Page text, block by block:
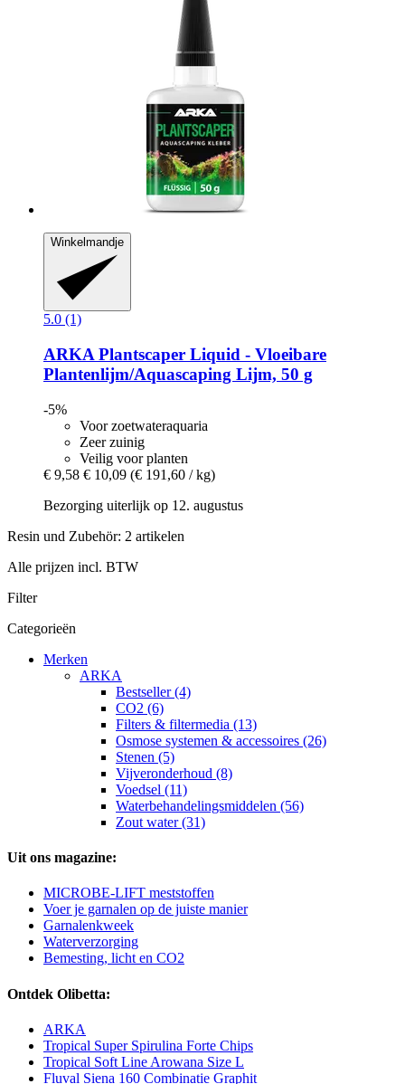
Winkelmandje
5.0 (1)
ARKA Plantscaper Liquid -​ Vloeibare
Plantenlijm/Aquascaping Lijm, 50 g
-5%
Voor zoetwateraquaria
Zeer zuinig
Veilig voor planten
€ 9,58 € 10,09 (€ 191,60 / kg)
Bezorging uiterlijk op 12. augustus
Resin und Zubehör: 2 artikelen
Alle prijzen incl. BTW
Filter
Categorieën
Merken
ARKA
Bestseller (4)
CO2 (6)
Filters & filtermedia (13)
Osmose systemen & accessoires (26)
Stenen (5)
Vijveronderhoud (8)
Voedsel (11)
Waterbehandelingsmiddelen (56)
Zout water (31)
Uit ons magazine:
MICROBE-LIFT meststoffen
Voer je garnalen op de juiste manier
Garnalenkweek
Waterverzorging
Bemesting, licht en CO2
Ontdek Olibetta:
ARKA
Tropical Super Spirulina Forte Chips
Tropical Soft Line Arowana Size L
Fluval Siena 160 Combinatie Graphit